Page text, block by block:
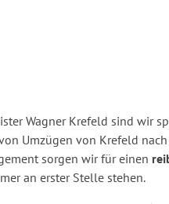
Wagner Krefeld sind wir
Umzügen von Krefeld
sorgen wir für einen
an erster Stelle stehen.